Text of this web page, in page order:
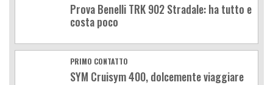
Prova Benelli TRK 902 Stradale: ha tutto e
costa poco
PRIMO CONTATTO
SYM Cruisym 400, dolcemente viaggiare